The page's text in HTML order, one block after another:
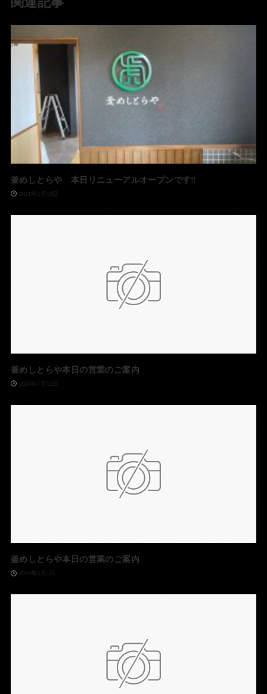
釜めしとらや 本日リニューアルオープンです‼️
2021年3月19日
釜めしとらや本日の営業のご案内
2024年7月15日
釜めしとらや本日の営業のご案内
2024年3月1日